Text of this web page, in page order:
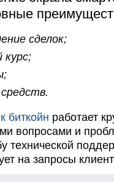
сделок;
курс;
биткойн работает
вопросами и
технической
на запросы